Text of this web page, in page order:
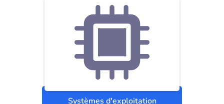
Systèmes d'exploitation